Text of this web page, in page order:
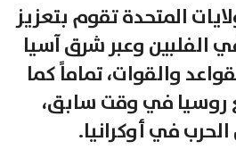
المتحدة تقوم بتعزيز
الفلبين وعبر شرق آسيا
والقوات، تماماً كما
روسيا في وقت سابق،
في أوكرانيا.